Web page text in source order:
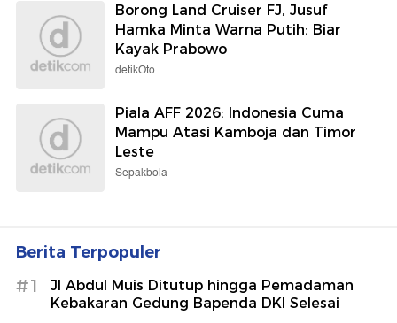
Borong Land Cruiser FJ, Jusuf
Hamka Minta Warna Putih: Biar
Kayak Prabowo
detikOto
Piala AFF 2026: Indonesia Cuma
Mampu Atasi Kamboja dan Timor
Leste
Sepakbola
Berita Terpopuler
#1
Jl Abdul Muis Ditutup hingga Pemadaman
Kebakaran Gedung Bapenda DKI Selesai